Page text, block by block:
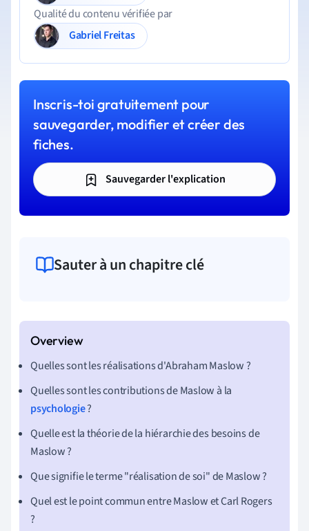
Qualité du contenu vérifiée par
Gabriel Freitas
Inscris-toi gratuitement pour
sauvegarder, modifier et créer des
fiches.
Sauvegarder l'explication
Sauter à un chapitre clé
Quelles sont les réalisations d'Abraham Maslow ?
Quelles sont les contributions de Maslow à la
psychologie?
Quelle est la théorie de la hiérarchie des besoins de
Maslow ?
Que signifie le terme "réalisation de soi" de Maslow ?
Quel est le point commun entre Maslow et Carl Rogers
?